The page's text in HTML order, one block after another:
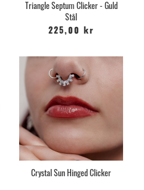
Triangle Septum Clicker - Guld
Stål
225,00 kr
Crystal Sun Hinged Clicker